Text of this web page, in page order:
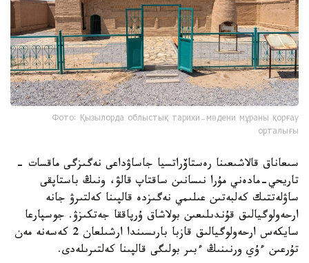
Фото: Қызылорда облыстық тарихи-мәдени мұраны қорғау
орталығы
سىعاناق قالاشىعىنا رەستاۆراتسيا جاساۋداعى نەگىزگى ماقسات -
تاريحي-مادەني مۇرا نىسانىن ساقتاپ قالۋ، ونىڭ باستاپقى
ساۋلەتتىك كەلبەتىن عىلىمي نەگىزدە قالپىنا كەلتىرۋ جانە
ارحەولوگيالىق قۇندىلىعىن بولاشاق ۇرپاققا جەتكىزۋ. جوسپارعا
سايكەس ارحەولوگيالىق قازبا بارىسىندا ارشىلعان 2 كەسەنە مەن
تۇرعىن ءۇي ورنىنىڭ ءبىر بولىگى قالپىنا كەلتىرىلەدى.